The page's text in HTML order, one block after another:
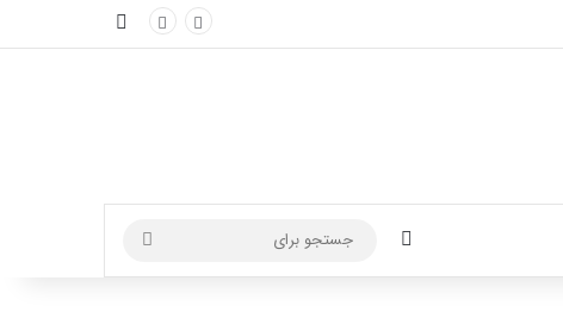
تغییر پوسته
برای